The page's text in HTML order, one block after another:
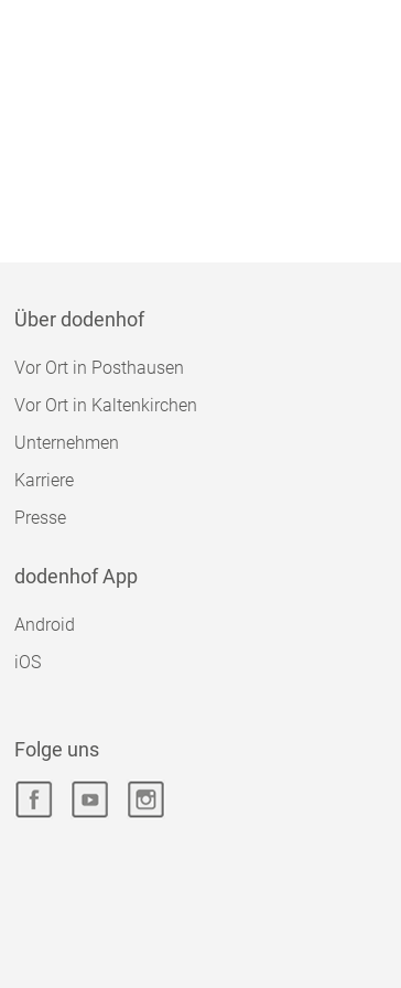
Über dodenhof
Vor Ort in Posthausen
Vor Ort in Kaltenkirchen
Unternehmen
Karriere
Presse
dodenhof App
Android
iOS
Folge uns